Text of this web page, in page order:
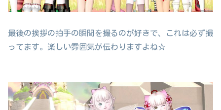
最後の挨拶の拍手の瞬間を撮るのが好きで、これは必ず撮
ってます。楽しい雰囲気が伝わりますよね☆